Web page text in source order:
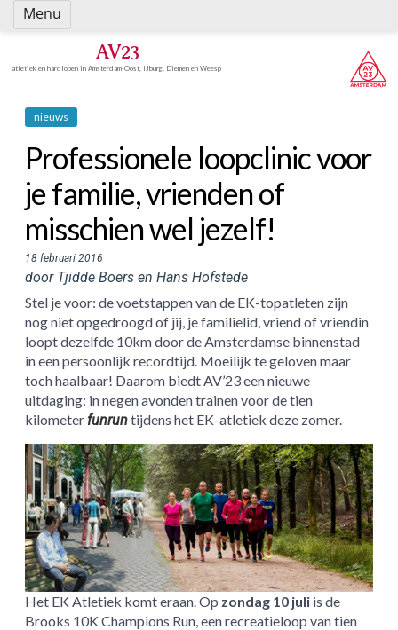
Spring
naar
AV23
atletiek en hardlopen in Amsterdam-Oost, IJburg, Diemen en Weesp
nieuws
Professionele loopclinic voor
je familie, vrienden of
misschien wel jezelf!
18 februari 2016
door Tjidde Boers en Hans Hofstede
Stel je voor: de voetstappen van de EK-topatleten zijn
nog niet opgedroogd of jij, je familielid, vriend of vriendin
loopt dezelfde 10km door de Amsterdamse binnenstad
in een persoonlijk recordtijd. Moeilijk te geloven maar
toch haalbaar! Daarom biedt AV’23 een nieuwe
uitdaging: in negen avonden trainen voor de tien
kilometer funruntijdens het EK-atletiek deze zomer.
Het EK Atletiek komt eraan. Op zondag 10 juli is de
Brooks 10K Champions Run, een recreatieloop van tien
Menu